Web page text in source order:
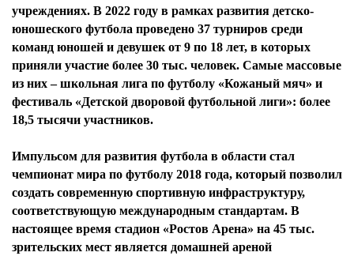
учреждениях. В 2022 году в рамках развития детско-
юношеского футбола проведено 37 турниров среди
команд юношей и девушек от 9 по 18 лет, в которых
приняли участие более 30 тыс. человек. Самые массовые
из них – школьная лига по футболу «Кожаный мяч» и
фестиваль «Детской дворовой футбольной лиги»: более
18,5 тысячи участников.
Импульсом для развития футбола в области стал
чемпионат мира по футболу 2018 года, который позволил
создать современную спортивную инфраструктуру,
соответствующую международным стандартам. В
настоящее время стадион «Ростов Арена» на 45 тыс.
зрительских мест является домашней ареной